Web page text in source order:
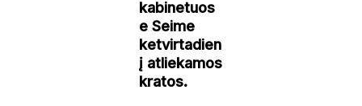
kabinetuos
e Seime
ketvirtadien
į atliekamos
kratos.